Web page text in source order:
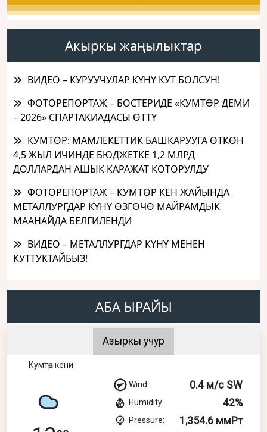
Акыркы жаңылыктар
ВИДЕО – КУРУУЧУЛАР КҮНҮ КУТ БОЛСУН!
ФОТОРЕПОРТАЖ – БОСТЕРИДЕ «КУМТӨР ДЕМИ
– 2026» СПАРТАКИАДАСЫ ӨТТҮ
КУМТӨР: МАМЛЕКЕТТИК БАШКАРУУГА ӨТКӨН
4,5 ЖЫЛ ИЧИНДЕ БЮДЖЕТКЕ 1,2 МЛРД
ДОЛЛАРДАН АШЫК КАРАЖАТ КОТОРУЛДУ
ФОТОРЕПОРТАЖ – КУМТӨР КЕН ЖАЙЫНДА
МЕТАЛЛУРГДАР КҮНҮ ӨЗГӨЧӨ МАЙРАМДЫК
МААНАЙДА БЕЛГИЛЕНДИ
ВИДЕО – МЕТАЛЛУРГДАР КҮНҮ МЕНЕН
КУТТУКТАЙБЫЗ!
АБА ЫРАЙЫ
Азыркы учур
Кумтөр кени
Wind: 0.4 м/с SW
Humidity: 42%
Pressure: 1,354.6 ммРт